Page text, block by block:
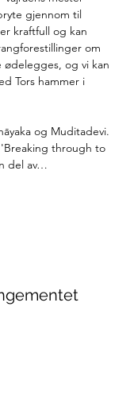
gjennom til
kraftfull og kan
om
ødelegges, og vi kan
Tors hammer i
og Muditadevi.
through to
del av…